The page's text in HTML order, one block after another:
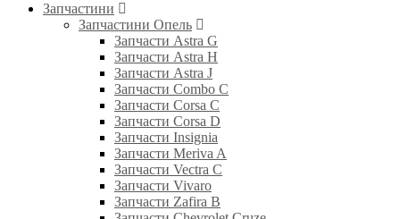
Запчастини
Запчастини Опель
Запчасти Astra G
Запчасти Astra H
Запчасти Astra J
Запчасти Combo C
Запчасти Corsa C
Запчасти Corsa D
Запчасти Insignia
Запчасти Meriva A
Запчасти Vectra C
Запчасти Vivaro
Запчасти Zafira B